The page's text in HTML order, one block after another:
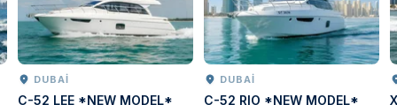
DUBAI
C-52 LEE *NEW MODEL*
DUBAI
C-52 RIO *NEW MODEL*